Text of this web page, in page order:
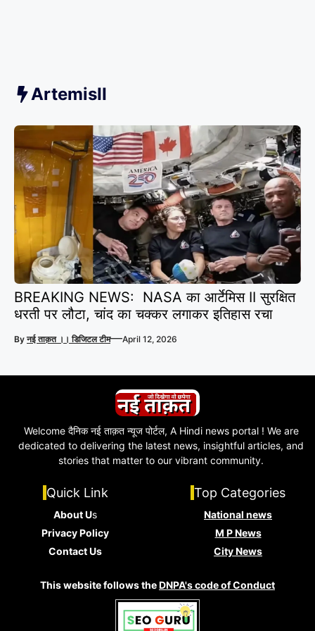
ArtemisII
BREAKING NEWS: NASA का आर्टेमिस II सुरक्षित
धरती पर लौटा, चांद का चक्कर लगाकर इतिहास रचा
Byनई ताक़त ।। डिजिटल टीम—April 12, 2026
Welcome दैनिक नई ताक़त न्यूज पोर्टल, A Hindi news portal ! We are
dedicated to delivering the latest news, insightful articles, and
stories that matter to our vibrant community.
Quick Link
About Us
Privacy Policy
Contact Us
Top Categories
National news
M P News
City News
This website follows theDNPA's code of Conduct